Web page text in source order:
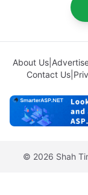
About Us|
Contact Us
© 2026 Shah